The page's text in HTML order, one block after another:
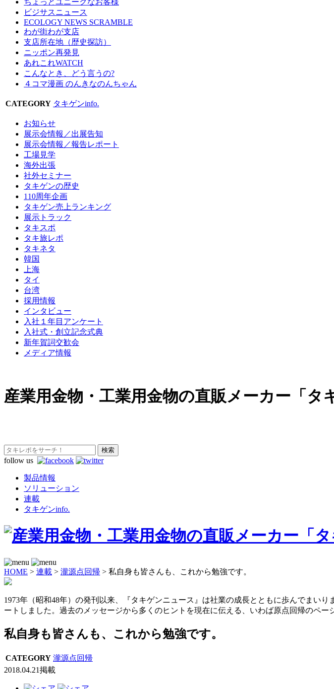
ちょっとユニークなお客様
ビジサスニュース
ECOLOGY NEWS SCRAMBLE
わが街わが支店
支店所在地（歴史探訪）
ニッポン再発見
あれこれWATCH
こんなとき、どう言うの?
４コマ漫画 のんきなのんちゃん
CATEGORY タキゲンinfo.
お知らせ
展示会情報／出展告知
展示会情報／報告レポート
工場見学
海外出張
社外セミナー
タキゲンの歴史
110周年企画
タキゲン売上ランキング
展示トラック
タキスポ
タキ旅レポ
タキネタ
韓国
上海
タイ
台湾
採用情報
インタビュー
入社１年目アンケート
入社式・創立記念式典
新年賀詞交歓会
メディア情報
産業用金物・工業用金物の直販メーカー「タ
follow us
製品情報
ソリューション
連載
タキゲンinfo.
HOME > 連載 > 瀧源点回帰 > 私自身も皆さんも、これから勉強です。
1973年（昭和48年）の発刊以来、『タキゲンニュース』は社業の成長とともに歩んでまい
ートしました。過去のメッセージから多くのヒントを現在に伝える、いわば原点回帰のペ
私自身も皆さんも、これから勉強です。
CATEGORY 瀧源点回帰
2018.04.21掲載